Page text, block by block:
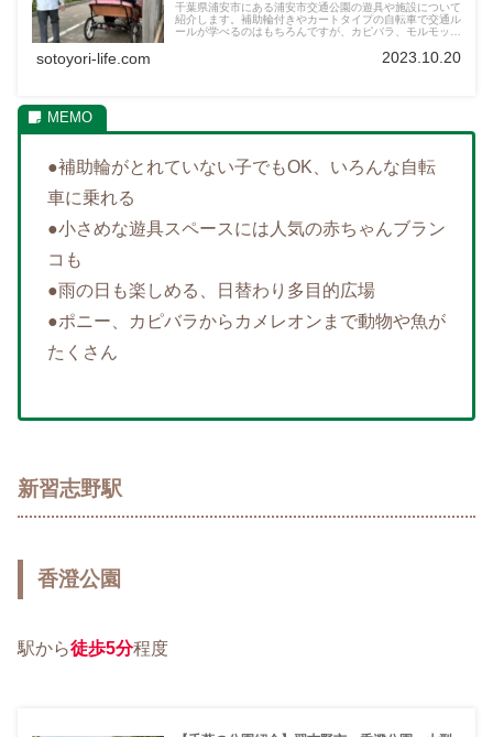
千葉県浦安市にある浦安市交通公園の遊具や施設について
紹介します。補助輪付きやカートタイプの自転車で交通ル
ールが学べるのはもちろんですが、カピバラ、モルモッ
館内施設も充実しています。ファミリーにオススメです。
sotoyori-life.com 2023.10.20
●補助輪がとれていない子でもOK、いろんな自転
車に乗れる
●小さめな遊具スペースには人気の赤ちゃんブラン
コも
●雨の日も楽しめる、日替わり多目的広場
●ポニー、カピバラからカメレオンまで動物や魚が
たくさん
新習志野駅
香澄公園
駅から徒歩5分程度